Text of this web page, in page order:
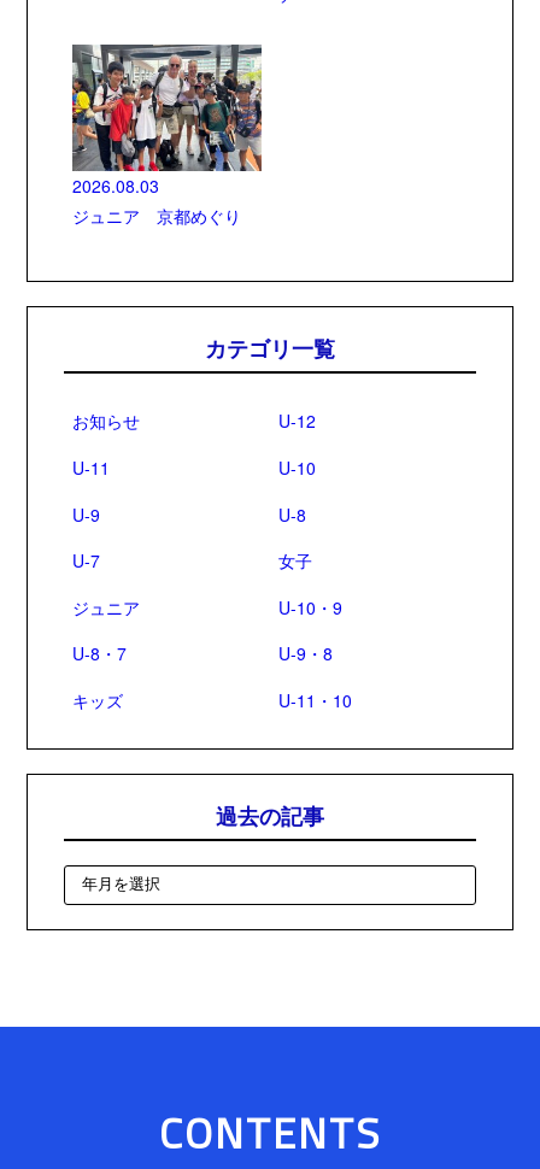
2026.08.03
ジュニア 京都めぐり
カテゴリ一覧
お知らせ
U-12
U-11
U-10
U-9
U-8
U-7
女子
ジュニア
U-10・9
U-8・7
U-9・8
キッズ
U-11・10
過去の記事
CONTENTS